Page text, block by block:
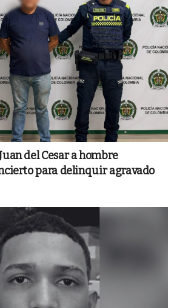
del Cesar a hombre
para delinquir agravado